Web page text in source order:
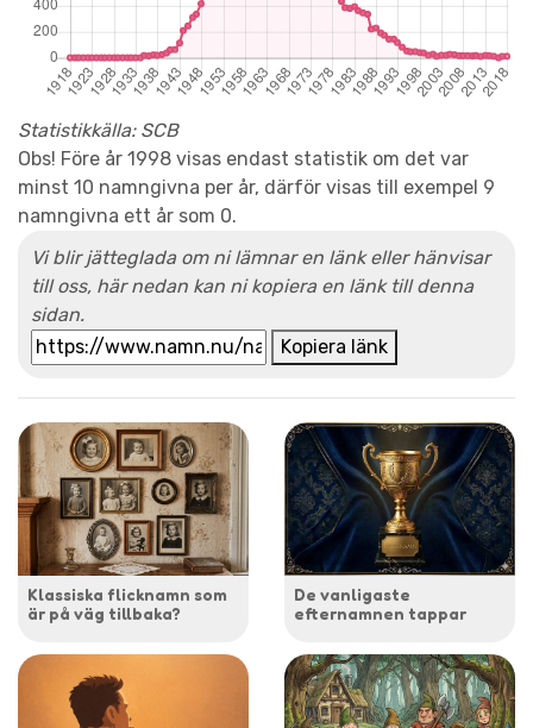
Statistikkälla: SCB
Obs! Före år 1998 visas endast statistik om det var
minst 10 namngivna per år, därför visas till exempel 9
namngivna ett år som 0.
Vi blir jätteglada om ni lämnar en länk eller hänvisar
till oss, här nedan kan ni kopiera en länk till denna
sidan.
Kopiera länk
Klassiska flicknamn som
är på väg tillbaka?
De vanligaste
efternamnen tappar